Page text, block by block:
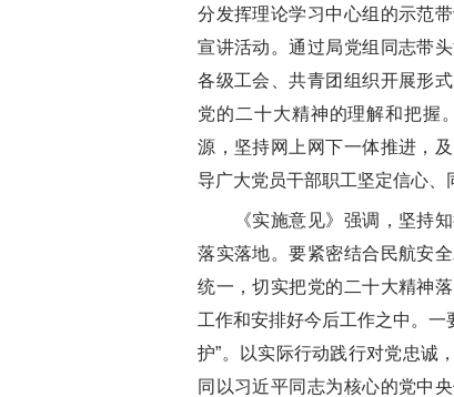
分发挥理论学习中心组的示范
宣讲活动。通过局党组同志带
各级工会、共青团组织开展形
党的二十大精神的理解和把握
源，坚持网上网下一体推进，
导广大党员干部职工坚定信心、
《实施意见》强调，坚持知
落实落地。要紧密结合民航安
统一，切实把党的二十大精神
工作和安排好今后工作之中。一
护”。以实际行动践行对党忠诚
同以习近平同志为核心的党中